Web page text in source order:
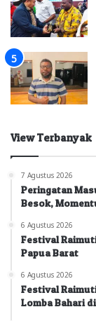
View Terbanyak
7 Agustus 2026
Peringatan
Besok,
6 Agustus 2026
Festival
Papua Barat
6 Agustus 2026
Festival
Lomba Bahari